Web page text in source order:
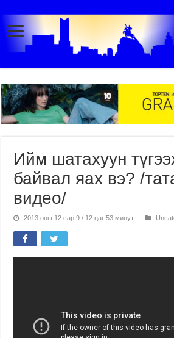
Ийм шатахуун
байвал яах вэ? /
видео/
2013 оны 12 сар 9 / 12 цаг 53 минут